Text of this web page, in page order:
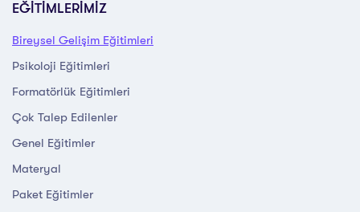
EĞİTİMLERİMİZ
Bireysel Gelişim Eğitimleri
Psikoloji Eğitimleri
Formatörlük Eğitimleri
Çok Talep Edilenler
Genel Eğitimler
Materyal
Paket Eğitimler